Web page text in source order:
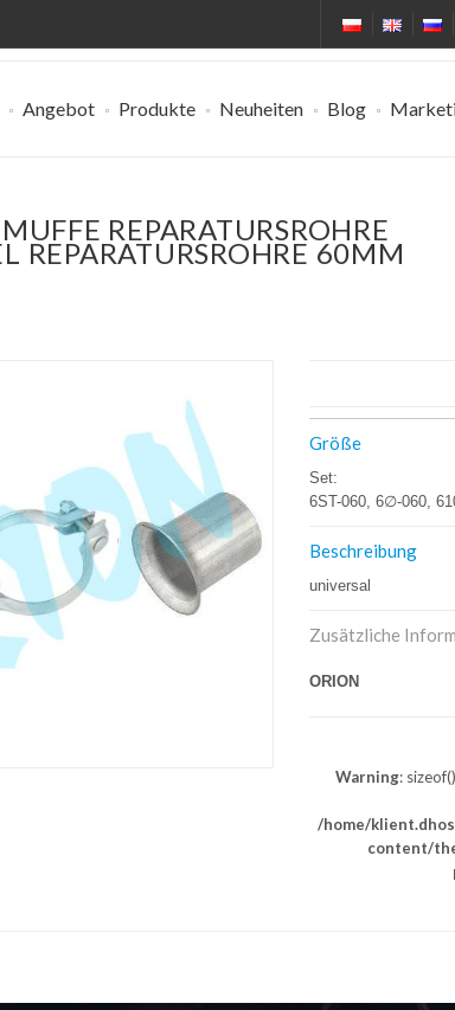
Blog
Neuheiten
Produkte
Angebot
REPARATURSROHRE
REPARATURSROHRE 60MM
Größe
Set:
6ST-060, 6∅-060,
Beschreibung
universal
Zusätzliche
ORION
Warning:
/home/
content/